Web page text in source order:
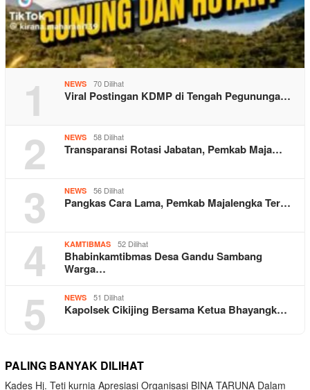
1 NEWS 70 Dilihat
Viral Postingan KDMP di Tengah Pegununga…
2 NEWS 58 Dilihat
Transparansi Rotasi Jabatan, Pemkab Maja…
3 NEWS 56 Dilihat
Pangkas Cara Lama, Pemkab Majalengka Ter…
4 KAMTIBMAS 52 Dilihat
Bhabinkamtibmas Desa Gandu Sambang
Warga…
5 NEWS 51 Dilihat
Kapolsek Cikijing Bersama Ketua Bhayangk…
PALING BANYAK DILIHAT
Kades Hj. Teti kurnia Apresiasi Organisasi BINA TARUNA Dalam